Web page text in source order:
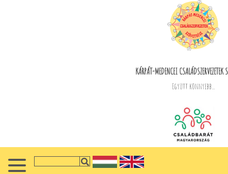
KÁRPÁT-MEDENCEI CSALÁDSZERVEZETEK
Együtt könnyebb...